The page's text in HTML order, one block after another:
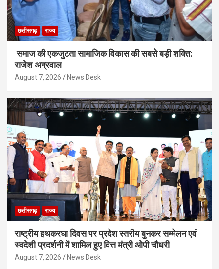
छत्तीसगढ़ राज्य
समाज की एकजुटता सामाजिक विकास की सबसे बड़ी शक्ति:
राजेश अग्रवाल
August 7, 2026 News Desk
छत्तीसगढ़ राज्य
राष्ट्रीय हथकरघा दिवस पर प्रदेश स्तरीय बुनकर सम्मेलन एवं
स्वदेशी प्रदर्शनी में शामिल हुए वित्त मंत्री ओपी चौधरी
August 7, 2026 News Desk